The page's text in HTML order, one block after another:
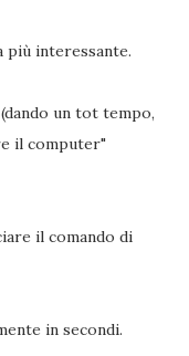
più interessante.
un tot tempo,
il computer"
il comando di
in secondi.